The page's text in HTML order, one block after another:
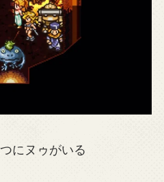
にヌゥがいる